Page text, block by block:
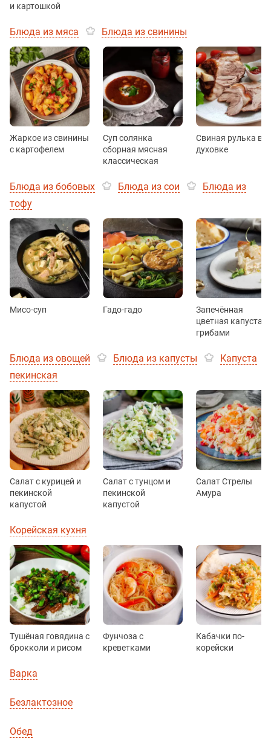
и картошкой
Блюда из мяса Блюда из свинины
Жаркое из свинины
с картофелем
Суп солянка
сборная мясная
классическая
Свиная рулька в
духовке
Блюда из бобовых Блюда из сои
Блюда из
тофу
Мисо-суп Гадо-гадо
Запечённая
цветная капуста с
грибами
Блюда из овощей Блюда из капусты
Капуста
пекинская
Салат с курицей и
пекинской
капустой
Салат с тунцом и
пекинской
капустой
Салат Стрелы
Амура
Корейская кухня
Тушёная говядина с
брокколи и рисом
Фунчоза с
креветками
Кабачки по-
корейски
Варка
Безлактозное
Обед